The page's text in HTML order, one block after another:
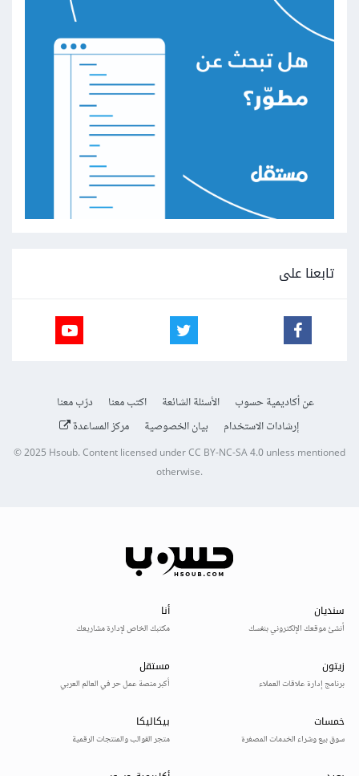
تابعنا على
عن أكاديمية حسوب الأسئلة الشائعة اكتب معنا
درّب معنا
إرشادات الاستخدام
بيان الخصوصية مركز المساعدة
© 2025Hsoub.Content licensed underCC BY-NC-SA 4.0unless mentioned
otherwise.